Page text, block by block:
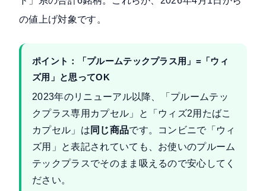
の値上げ対象です。
ポイント：「プルームテックプラス用」=「ウィ
ズ用」と思ってOK
2023年のリニューアル以降、「プルームテッ
クプラス専用カプセル」と「ウィズ2用たばこ
カプセル」は 同じ商品です。コンビニで「ウィ
ズ用」と表記されていても、お使いのプルーム
テックプラスでそのまま吸えるので安心してく
ださい。